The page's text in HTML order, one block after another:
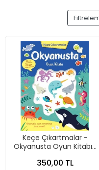
Keçe Çıkartmalar -
Okyanusta Oyun Kitabı-
350,00 TL